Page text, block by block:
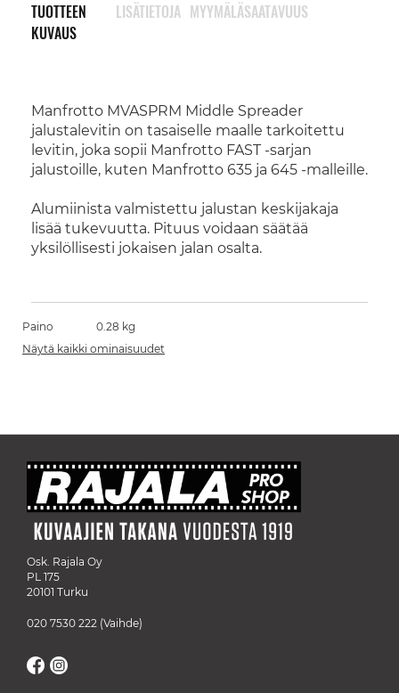
TUOTTEEN
KUVAUS
Manfrotto MVASPRM Middle Spreader
jalustalevitin on tasaiselle maalle tarkoitettu
levitin, joka sopii Manfrotto FAST -sarjan
jalustoille, kuten Manfrotto 635 ja 645 -malleille.
Alumiinista valmistettu jalustan keskijakaja
lisää tukevuutta. Pituus voidaan säätää
yksilöllisesti jokaisen jalan osalta.
LISÄTIETOJA MYYMÄLÄSAATAVUUS
Paino
0.28 kg
Näytä kaikki ominaisuudet
Osk. Rajala Oy
PL 175
20101 Turku
020 7530 222 (Vaihde)